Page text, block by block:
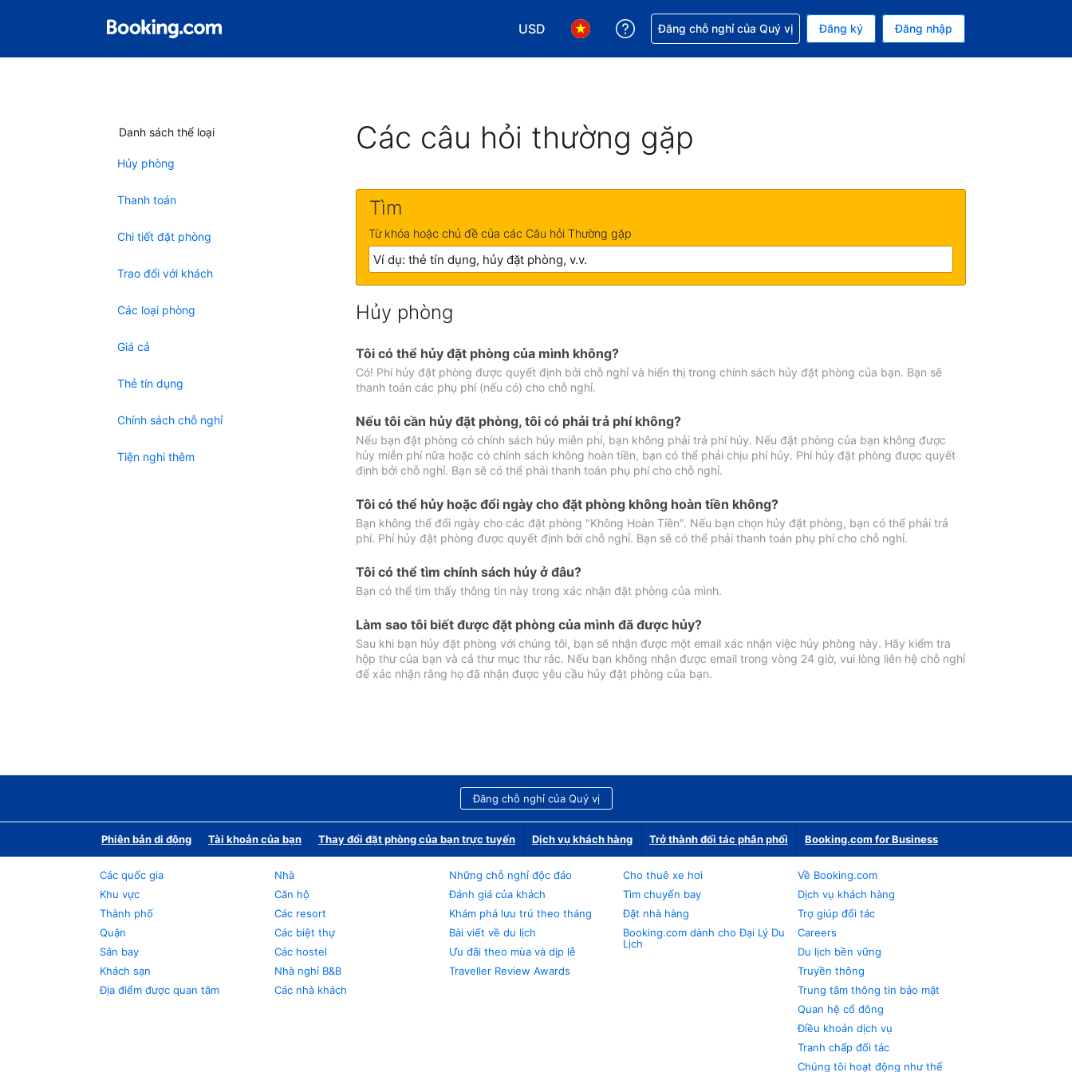
USD
Chọn loại tiền tệ của bạn. Loại tiền tệ hiện tại của bạn là Đô la Mỹ
Chọn ngôn ngữ của bạn. Ngôn ngữ hiện tại của bạn là Tiếng Việt
Nhận trợ giúp với đặt chỗ
Đăng chỗ nghỉ của Quý vị Đăng ký Đăng nhập
Danh sách thể loại
Hủy phòng
Thanh toán
Chi tiết đặt phòng
Trao đổi với khách
Các loại phòng
Giá cả
Thẻ tín dụng
Chính sách chỗ nghỉ
Tiện nghi thêm
Các câu hỏi thường gặp
Tìm
Từ khóa hoặc chủ đề của các Câu hỏi Thường gặp
Hủy phòng
Tôi có thể hủy đặt phòng của mình không?
Có! Phí hủy đặt phòng được quyết định bởi chỗ nghỉ và hiển thị trong chính sách hủy đặt phòng của bạn. Bạn sẽ
thanh toán các phụ phí (nếu có) cho chỗ nghỉ.
Nếu tôi cần hủy đặt phòng, tôi có phải trả phí không?
Nếu bạn đặt phòng có chính sách hủy miễn phí, bạn không phải trả phí hủy. Nếu đặt phòng của bạn không được
hủy miễn phí nữa hoặc có chính sách không hoàn tiền, bạn có thể phải chịu phí hủy. Phí hủy đặt phòng được quyết
định bởi chỗ nghỉ. Bạn sẽ có thể phải thanh toán phụ phí cho chỗ nghỉ.
Tôi có thể hủy hoặc đổi ngày cho đặt phòng không hoàn tiền không?
Bạn không thể đổi ngày cho các đặt phòng "Không Hoàn Tiền". Nếu bạn chọn hủy đặt phòng, bạn có thể phải trả
phí. Phí hủy đặt phòng được quyết định bởi chỗ nghỉ. Bạn sẽ có thể phải thanh toán phụ phí cho chỗ nghỉ.
Tôi có thể tìm chính sách hủy ở đâu?
Bạn có thể tìm thấy thông tin này trong xác nhận đặt phòng của mình.
Làm sao tôi biết được đặt phòng của mình đã được hủy?
Sau khi bạn hủy đặt phòng với chúng tôi, bạn sẽ nhận được một email xác nhận việc hủy phòng này. Hãy kiểm tra
hộp thư của bạn và cả thư mục thư rác. Nếu bạn không nhận được email trong vòng 24 giờ, vui lòng liên hệ chỗ nghỉ
để xác nhận rằng họ đã nhận được yêu cầu hủy đặt phòng của bạn.
Đăng chỗ nghỉ của Quý vị
Phiên bản di động Tài khoản của bạn Thay đổi đặt phòng của bạn trực tuyến Dịch vụ khách hàng Trở thành đối tác phân phối Booking.com for Business
Các quốc gia
Khu vực
Thành phố
Quận
Sân bay
Khách sạn
Địa điểm được quan tâm
Nhà
Căn hộ
Các resort
Các biệt thự
Các hostel
Nhà nghỉ B&B
Các nhà khách
Những chỗ nghỉ độc đáo
Đánh giá của khách
Khám phá lưu trú theo tháng
Bài viết về du lịch
Ưu đãi theo mùa và dịp lễ
Traveller Review Awards
Cho thuê xe hơi
Tìm chuyến bay
Đặt nhà hàng
Booking.com dành cho Đại Lý Du
Lịch
Về Booking.com
Dịch vụ khách hàng
Trợ giúp đối tác
Careers
Du lịch bền vững
Truyền thông
Trung tâm thông tin bảo mật
Quan hệ cổ đông
Điều khoản dịch vụ
Tranh chấp đối tác
Chúng tôi hoạt động như thế